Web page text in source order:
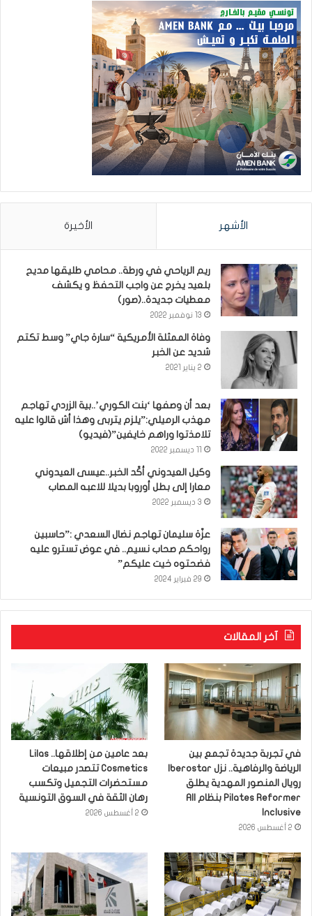
الأشهر الأخيرة
ريم الرياحي في ورطة.. محامي طليقها مديح
بلعيد يخرج عن واجب التحفظ و يكشف
معطيات جديدة..(صور)
13 نوفمبر 2022
وفاة الممثلة الأمريكية “سارة جاي” وسط تكتم
شديد عن الخبر
2 يناير 2021
بعد أن وصفها ‘بنت الكوري’..بية الزردي تهاجم
مهذب الرميلي:”يلزم يتربى وهذا أش قالوا عليه
تلامذتوا وراهم خايفين”(فيديو)
وكيل العيدوني أكّد الخبر..عيسى العيدوني
معارا إلى بطل أوروبا بديلا للاعبه المصاب
3 ديسمبر 2022
عزّة سليمان تهاجم نضال السعدي :”حاسبين
رواحكم صحاب نسيم.. في عوض تسترو عليه
فضحتوه خيت عليكم”
29 فبراير 2024
آخر المقالات
في تجربة جديدة تجمع بين
رويال المنصور المهدية يطلق
Pilates Reformer بنظام All
Inclusive
2 أغسطس 2026
بعد عامين من إطلاقها.. Lilas
Cosmetics تتصدر مبيعات
مستحضرات التجميل وتكسب
رهان الثقة في السوق التونسية
2 أغسطس 2026